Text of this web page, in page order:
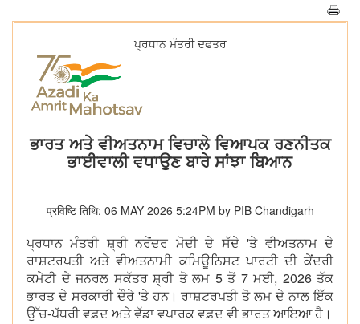
ਪ੍ਰਧਾਨ ਮੰਤਰੀ ਦਫਤਰ
ਭਾਰਤ ਅਤੇ ਵੀਅਤਨਾਮ ਵਿਚਾਲੇ ਵਿਆਪਕ ਰਣਨੀਤਕ
ਭਾਈਵਾਲੀ ਵਧਾਉਣ ਬਾਰੇ ਸਾਂਝਾ ਬਿਆਨ
प्रविष्टि तिथि: 06 MAY 2026 5:24PM by PIB Chandigarh
ਪ੍ਰਧਾਨ ਮੰਤਰੀ ਸ਼੍ਰੀ ਨਰੇਂਦਰ ਮੋਦੀ ਦੇ ਸੱਦੇ 'ਤੇ ਵੀਅਤਨਾਮ ਦੇ
ਰਾਸ਼ਟਰਪਤੀ ਅਤੇ ਵੀਅਤਨਾਮੀ ਕਮਿਊਨਿਸਟ ਪਾਰਟੀ ਦੀ ਕੇਂਦਰੀ
ਕਮੇਟੀ ਦੇ ਜਨਰਲ ਸਕੱਤਰ ਸ਼੍ਰੀ ਤੋ ਲਮ 5 ਤੋਂ 7 ਮਈ, 2026 ਤੱਕ
ਭਾਰਤ ਦੇ ਸਰਕਾਰੀ ਦੌਰੇ 'ਤੇ ਹਨ। ਰਾਸ਼ਟਰਪਤੀ ਤੋ ਲਮ ਦੇ ਨਾਲ ਇੱਕ
ਉੱਚ-ਪੱਧਰੀ ਵਫ਼ਦ ਅਤੇ ਵੱਡਾ ਵਪਾਰਕ ਵਫ਼ਦ ਵੀ ਭਾਰਤ ਆਇਆ ਹੈ।